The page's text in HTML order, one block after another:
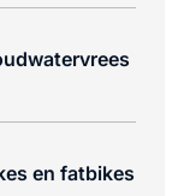
en fatbikes